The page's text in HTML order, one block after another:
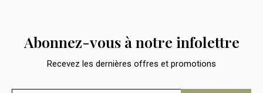
Abonnez-vous à notre infolettre
Recevez les dernières offres et promotions